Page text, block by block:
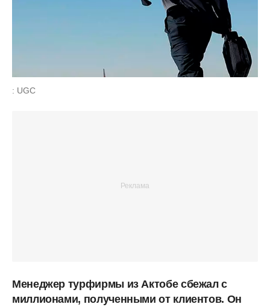
: UGC
Менеджер турфирмы из Актобе сбежал с
миллионами, полученными от клиентов. Он